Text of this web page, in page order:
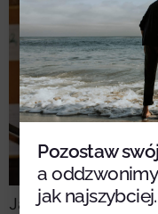
Jak sama nazwa
Pozostaw
a
jak najszybciej.